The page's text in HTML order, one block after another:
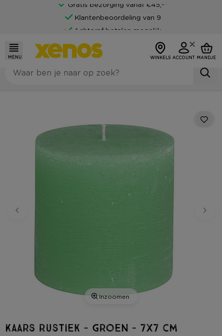
Gratis bezorging vanaf €45,-*
Klantenbeoordeling van 9
Achteraf betalen mogelijk
MENU WINKELS ACCOUNT MANDJE
Inzoomen
Kaars rustiek - groen - 7x7 cm